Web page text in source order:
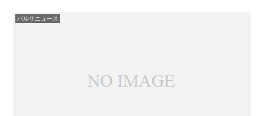
バルサニュース